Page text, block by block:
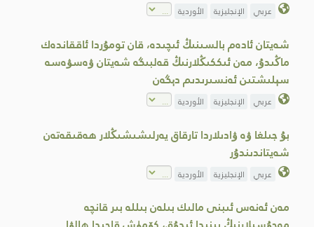
عربي الإنجليزية الأوردية
شەيتان ئادەم بالسىنىڭ ئىچىدە، قان تومۇردا ئاققاندەك
ماڭىدۇ، مەن ئىككىڭلارنىڭ قەلبىگە شەيتان ۋەسۋەسە
سېلىشتىن ئەنسىرىدىم دېگەن
عربي الإنجليزية الأوردية
بۇ جىلغا ۋە ۋادىلاردا تارقاق يەرلىشىشىڭلار ھەقىقەتەن
شەيتاندىندۇر
عربي الإنجليزية الأوردية
مەن ئەنەس ئىبنى مالىك بىلەن بىللە بىر قانچە